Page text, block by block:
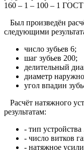
160 – 1 – 100 – 1 ГОСТ
Был произведён
следующими
число зубьев 6;
шаг зубьев 200;
делительный
диаметр
угол впадин
Расчёт натяжного
результатам:
- тип устройства
- число витков
- натяжное